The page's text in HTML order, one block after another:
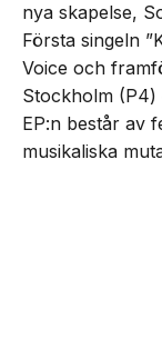
nya skapelse,
Första singeln
Voice och
Stockholm (P4)
EP:n består av
musikaliska